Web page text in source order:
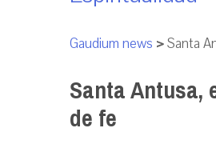
Gaudium news >Santa
Santa Antusa,
de fe